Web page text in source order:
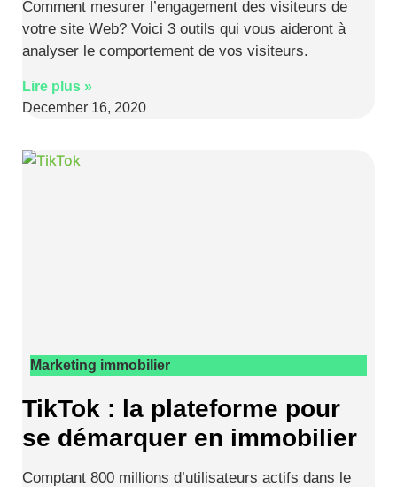
Comment mesurer l’engagement des visiteurs de
votre site Web? Voici 3 outils qui vous aideront à
analyser le comportement de vos visiteurs.
Lire plus »
December 16, 2020
Marketing immobilier
TikTok : la plateforme pour
se démarquer en immobilier
Comptant 800 millions d’utilisateurs actifs dans le